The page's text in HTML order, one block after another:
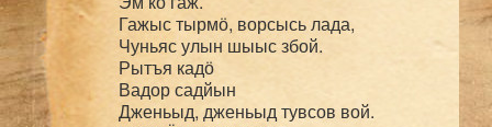
Гажыс тырмӧ, ворсысь лада,
Чуньяс улын шыыс збой.
Рытъя кадӧ
Вадор садйын
Дженьыд, дженьыд тувсов вой.